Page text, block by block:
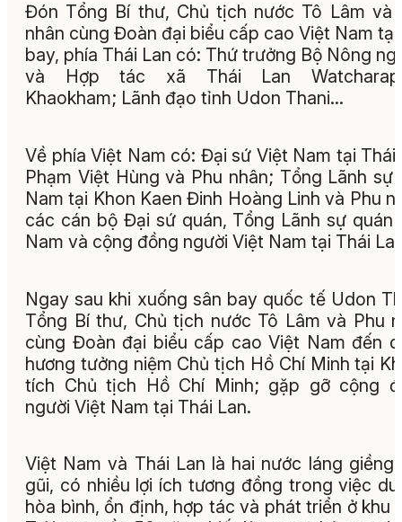
Đón Tổng Bí thư, Chủ tịch nước Tô Lâm và
nhân cùng Đoàn đại biểu cấp cao Việt Nam tại
bay, phía Thái Lan có: Thứ trưởng Bộ Nông
và Hợp tác xã Thái Lan
Khaokham; Lãnh đạo tỉnh Udon Thani…
Về phía Việt Nam có: Đại sứ Việt Nam tại Thái
Phạm Việt Hùng và Phu nhân; Tổng Lãnh sự
Nam tại Khon Kaen Đinh Hoàng Linh và Phu
các cán bộ Đại sứ quán, Tổng Lãnh sự quán
Nam và cộng đồng người Việt Nam tại Thái
Ngay sau khi xuống sân bay quốc tế Udon
Tổng Bí thư, Chủ tịch nước Tô Lâm và Phu
cùng Đoàn đại biểu cấp cao Việt Nam đến
hương tưởng niệm Chủ tịch Hồ Chí Minh tại
tích Chủ tịch Hồ Chí Minh; gặp gỡ cộng
người Việt Nam tại Thái Lan.
Việt Nam và Thái Lan là hai nước láng giềng
gũi, có nhiều lợi ích tương đồng trong việc
hòa bình, ổn định, hợp tác và phát triển ở khu